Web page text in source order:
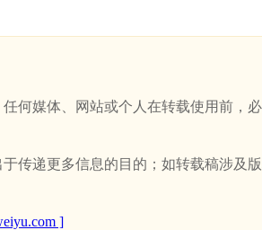
何媒体、网站或个人在转载使用前，
传递更多信息的目的；如转载稿涉及
]